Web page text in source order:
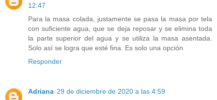
12:47
Para la masa colada, justamente se pasa la masa por tela
con suficiente agua, que se deja reposar y se elimina toda
la parte superior del agua y se utiliza la masa asentada.
Solo así se logra que esté fina. Es solo una opción
Responder
Adriana 29 de diciembre de 2020 a las 4:59